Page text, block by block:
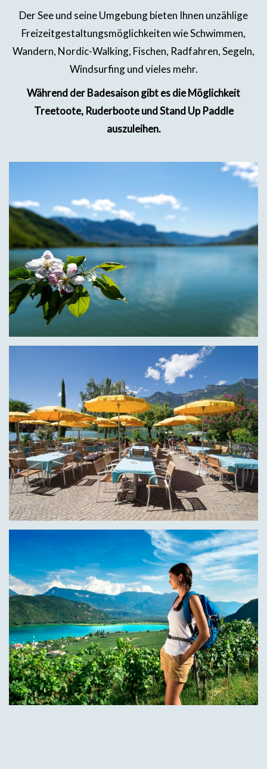
Der See und seine Umgebung bieten Ihnen unzählige
Freizeitgestaltungsmöglichkeiten wie Schwimmen,
Wandern, Nordic-Walking, Fischen, Radfahren, Segeln,
Windsurfing und vieles mehr.
Während der Badesaison gibt es die Möglichkeit
Treetoote, Ruderboote und Stand Up Paddle
auszuleihen.